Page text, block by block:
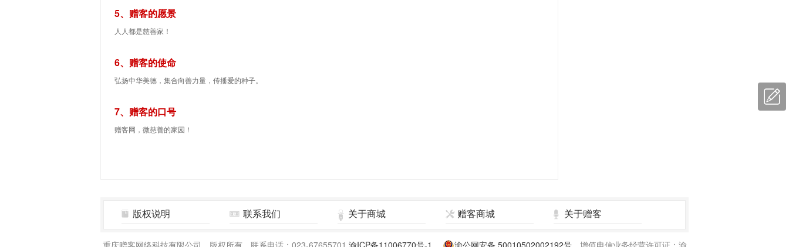
5、赠客的愿景
人人都是慈善家！
6、赠客的使命
弘扬中华美德，集合向善力量，传播爱的种子。
7、赠客的口号
赠客网，微慈善的家园！
版权说明 联系我们 关于商城 赠客商城 关于赠客
重庆赠客网络科技有限公司 版权所有 联系电话：023-67655701 渝ICP备11006770号-1 渝公网安备 50010502002192号增值电信业务经营许可证：渝